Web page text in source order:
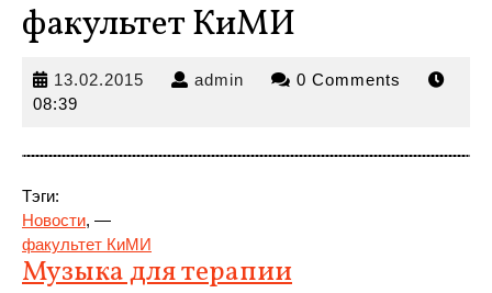
факультет КиМИ
13.02.2015 13.02.2015
admin admin 0 Comments
08:39
Тэги:
Новости, —
факультет КиМИ
Музыка для терапии